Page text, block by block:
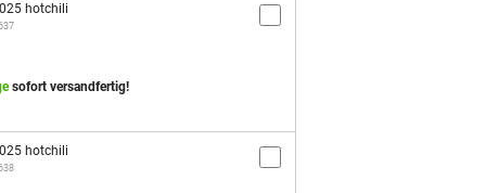
hotchili
sofort versandfertig!
hotchili